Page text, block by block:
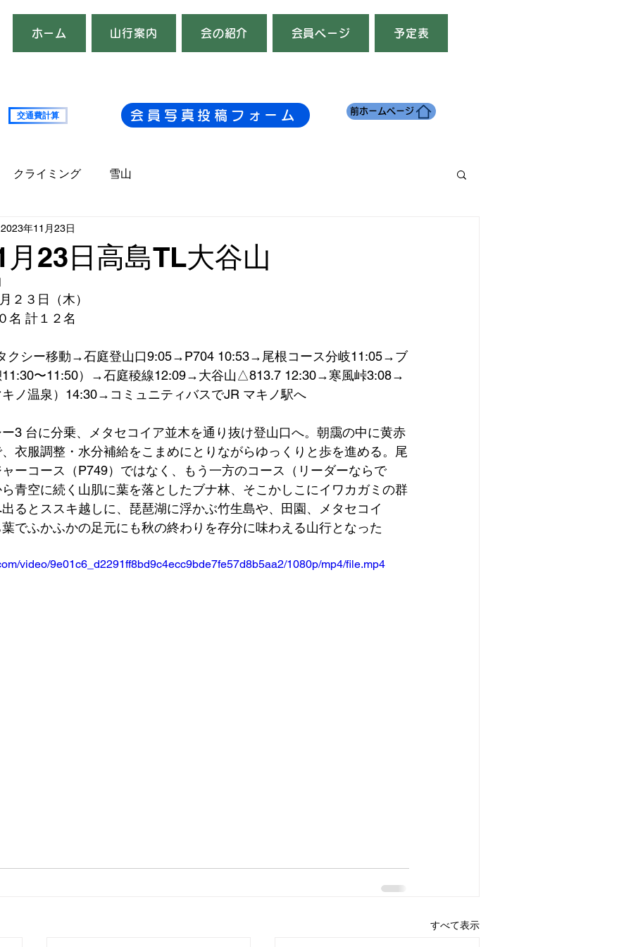
ホーム 山行案内 会の紹介 会員ページ 予定表
交通費計算 複数台
会員写真投稿フォーム 前ホームページ
クライミング 雪山
月23日高島TL大谷山
2023年11月23日
２３日（木）
名 計１２名
クシー移動→石庭登山口9:05→P704 10:53→尾根コース分岐11:05→ブ
11:30〜11:50）→石庭稜線12:09→大谷山△813.7 12:30→寒風峠3:08→
ノ温泉）14:30→コミュニティバスでJR マキノ駅へ
3 台に分乗、メタセコイア並木を通り抜け登山口へ。朝靄の中に黄赤
衣服調整・水分補給をこまめにとりながらゆっくりと歩を進める。尾
ーコース（P749）ではなく、もう一方のコース（リーダーならで
青空に続く山肌に葉を落としたブナ林、そこかしこにイワカガミの群
るとススキ越しに、琵琶湖に浮かぶ竹生島や、田園、メタセコイ
でふかふかの足元にも秋の終わりを存分に味わえる山行となった
video/9e01c6_d2291ff8bd9c4ecc9bde7fe57d8b5aa2/1080p/mp4/file.mp4
すべて表示